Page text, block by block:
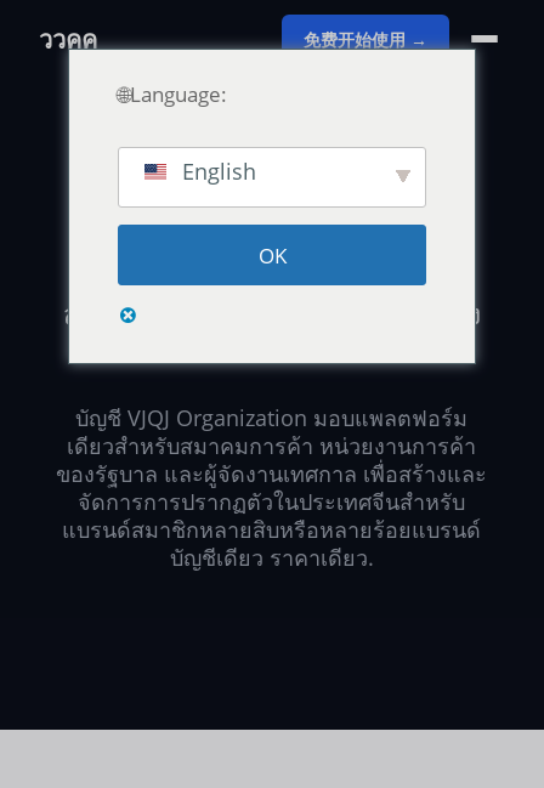
ววคค 免费开始使用 →
การแสดงตนบนโลกดิจิทัลของจีน
สำหรับเครือข่ายสมาชิกทั้งหมดของ
บัญชี VJQJ Organization มอบแพลตฟอร์ม
เดียวสำหรับสมาคมการค้า หน่วยงานการค้า
ของรัฐบาล และผู้จัดงานเทศกาล เพื่อสร้างและ
จัดการการปรากฏตัวในประเทศจีนสำหรับ
แบรนด์สมาชิกหลายสิบหรือหลายร้อยแบรนด์
บัญชีเดียว ราคาเดียว.
🌐Language:
English
OK